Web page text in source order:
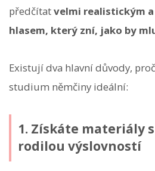
předčítatvelmi realistickým
hlasem, který zní, jako by
Existují dva hlavní důvody,
studium němčiny ideální:
1. Získáte materiály
rodilou výslovností